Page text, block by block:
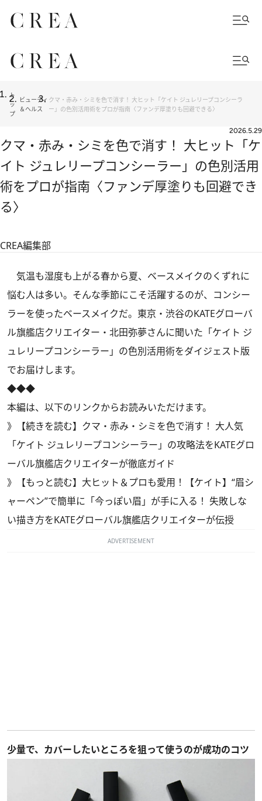
ト
ッ
プ
ビューティ
＆ヘルス
クマ・赤み・シミを色で消す！ 大ヒット「ケイト ジュレリープコンシーラ
ー」の色別活用術をプロが指南〈ファンデ厚塗りも回避できる〉
2026.5.29
クマ・赤み・シミを色で消す！ 大ヒット「ケ
イト ジュレリープコンシーラー」の色別活用
術をプロが指南〈ファンデ厚塗りも回避でき
る〉
CREA編集部
気温も湿度も上がる春から夏、ベースメイクのくずれに
悩む人は多い。そんな季節にこそ活躍するのが、コンシー
ラーを使ったベースメイクだ。東京・渋谷のKATEグローバ
ル旗艦店クリエイター・北田弥夢さんに聞いた「ケイト ジ
ュレリープコンシーラー」の色別活用術をダイジェスト版
でお届けします。
◆◆◆
本編は、以下のリンクからお読みいただけます。
》
【続きを読む】クマ・赤み・シミを色で消す！ 大人気
「ケイト ジュレリープコンシーラー」の攻略法をKATEグロ
ーバル旗艦店クリエイターが徹底ガイド
》
【もっと読む】大ヒット＆プロも愛用！【ケイト】“眉シ
ャーペン”で簡単に「今っぽい眉」が手に入る！ 失敗しな
い描き方をKATEグローバル旗艦店クリエイターが伝授
ADVERTISEMENT
少量で、カバーしたいところを狙って使うのが成功のコツ